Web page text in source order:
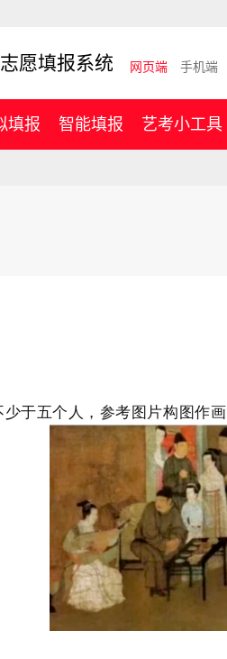
愿填报系统 网页端 手机端
填报 智能填报 艺考小工具
于五个人，参考图片构图作画